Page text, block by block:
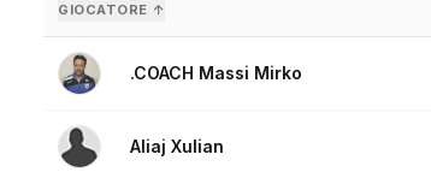
GIOCATORE ↑
.COACH Massi Mirko
Aliaj Xulian